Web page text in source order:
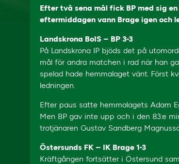
Efter två sena mål fick BP med sig
eftermiddagen vann Brage igen och
Landskrona BoIS – BP 3-3
På Landskrona IP bjöds det på
mål för andra matchen i rad när han
spelad hade hemmalaget vänt. Först
ledningen.
Efter paus satte hemmalagets Adam
Men BP gav inte upp och i den 83:e
trotjänaren Gustav Sandberg
Östersunds FK – IK Brage 1-3
Kräftgången fortsätter i Östersund